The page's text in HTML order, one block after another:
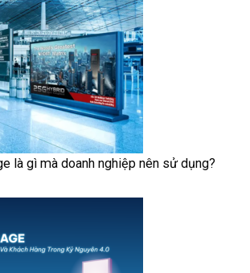
là gì mà doanh nghiệp nên sử dụng?